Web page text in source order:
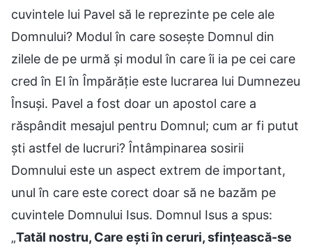
cuvintele lui Pavel să le reprezinte pe cele ale
Domnului? Modul în care sosește Domnul din
zilele de pe urmă și modul în care îi ia pe cei care
cred în El în Împărăție este lucrarea lui Dumnezeu
Însuși. Pavel a fost doar un apostol care a
răspândit mesajul pentru Domnul; cum ar fi putut
ști astfel de lucruri? Întâmpinarea sosirii
Domnului este un aspect extrem de important,
unul în care este corect doar să ne bazăm pe
cuvintele Domnului Isus. Domnul Isus a spus:
„Tatăl nostru, Care ești în ceruri, sfințească-se